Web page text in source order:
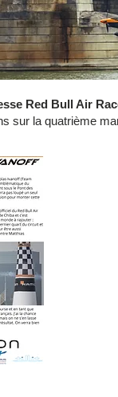
Red Bull Air
sur la quatrième